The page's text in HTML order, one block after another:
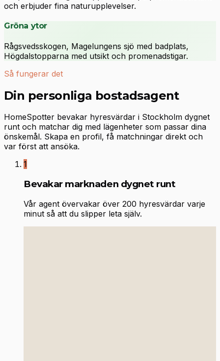
och erbjuder fina naturupplevelser.
Gröna ytor
Rågsvedsskogen, Magelungens sjö med badplats,
Högdalstopparna med utsikt och promenadstigar.
Så fungerar det
Din personliga bostadsagent
HomeSpotter bevakar hyresvärdar i Stockholm dygnet
runt och matchar dig med lägenheter som passar dina
önskemål. Skapa en profil, få matchningar direkt och
var först att ansöka.
1
Bevakar marknaden dygnet runt
Vår agent övervakar över 200 hyresvärdar varje
minut så att du slipper leta själv.